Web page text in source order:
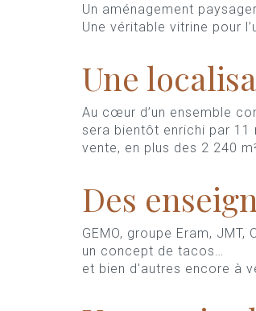
Un aménagement
Une véritable vitrine pour
Une
Au cœur d’un ensemble
sera bientôt enrichi par
vente, en plus des 2 240
Des
GEMO, groupe Eram,
un concept de tacos…
et bien d'autres encore à